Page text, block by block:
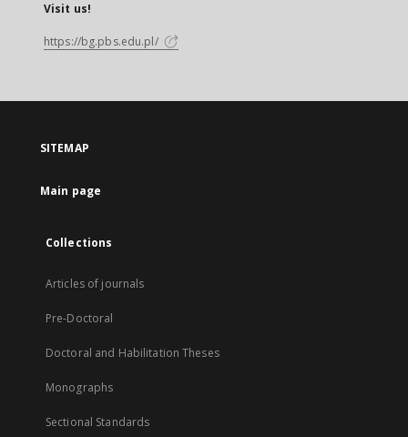
Visit us!
https://bg.pbs.edu.pl/
SITEMAP
Main page
Collections
Articles of journals
Pre-Doctoral
Doctoral and Habilitation Theses
Monographs
Sectional Standards